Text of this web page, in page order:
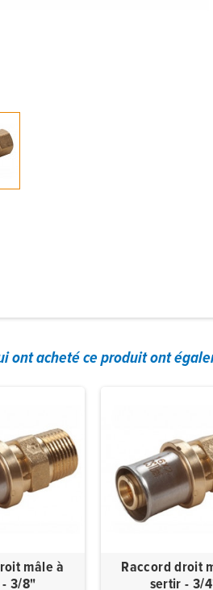
ont acheté ce produit ont
mâle à
3/8"
Raccord droit
sertir - 3/